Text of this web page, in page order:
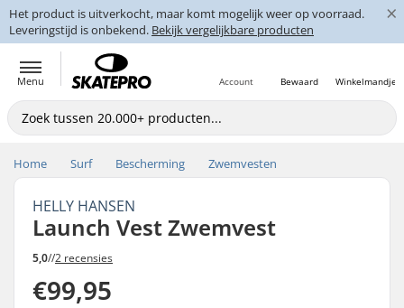
Het product is uitverkocht, maar komt mogelijk weer op voorraad.
Leveringstijd is onbekend. Bekijk vergelijkbare producten
×
Menu Winkelmandje
Bewaard
Account
Home Surf Bescherming Zwemvesten
HELLY HANSEN
Launch Vest Zwemvest
5,0//2 recensies
€99,95